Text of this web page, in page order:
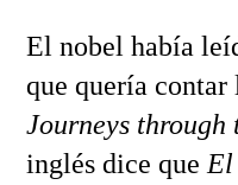
El nobel había
que quería contar
Journeys
inglés dice que